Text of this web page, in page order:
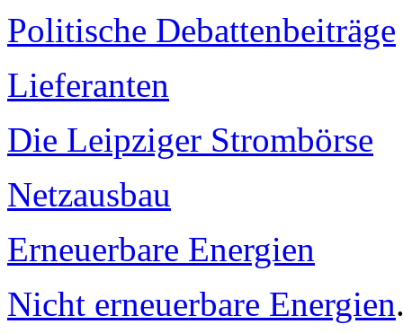
Politische Debattenbeiträge
Lieferanten
Die Leipziger Strombörse
Netzausbau
Erneuerbare Energien
Nicht erneuerbare Energien